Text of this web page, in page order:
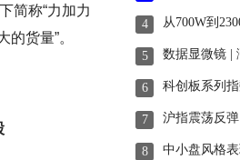
简称“力加力
货量”。
4 从700W到
5 数据显微镜 |
6 科创板系列
7 沪指震荡反
8 中小盘风格